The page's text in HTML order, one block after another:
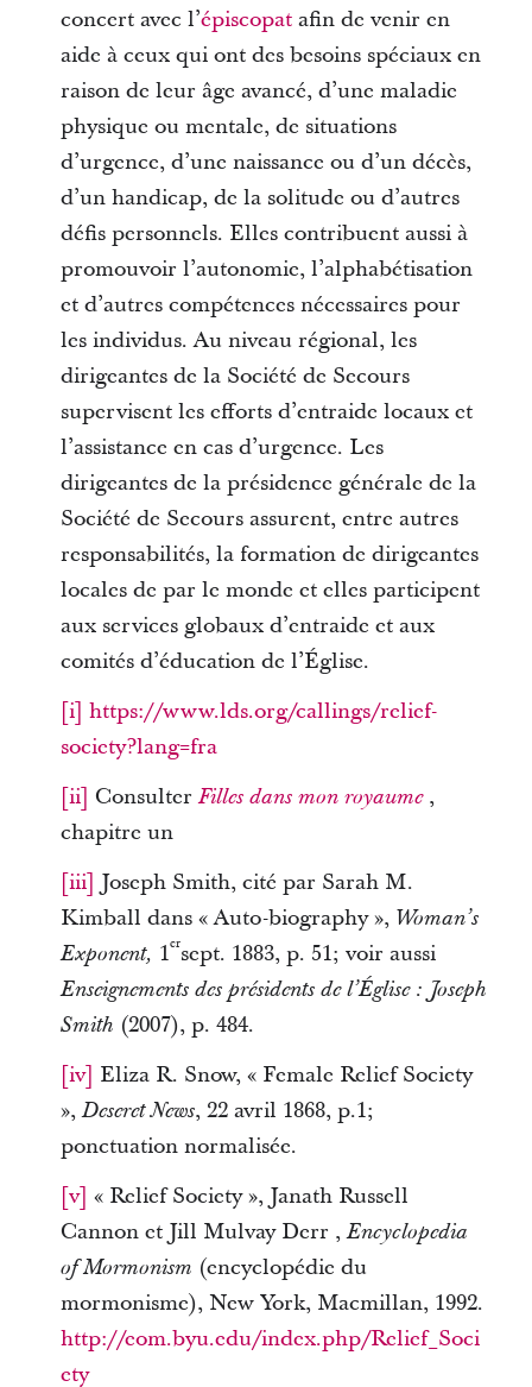
concert avec l’épiscopatafin de venir en
aide à ceux qui ont des besoins spéciaux en
raison de leur âge avancé, d’une maladie
physique ou mentale, de situations
d’urgence, d’une naissance ou d’un décès,
d’un handicap, de la solitude ou d’autres
défis personnels. Elles contribuent aussi à
promouvoir l’autonomie, l’alphabétisation
et d’autres compétences nécessaires pour
les individus. Au niveau régional, les
dirigeantes de la Société de Secours
supervisent les efforts d’entraide locaux et
l’assistance en cas d’urgence. Les
dirigeantes de la présidence générale de la
Société de Secours assurent, entre autres
responsabilités, la formation de dirigeantes
locales de par le monde et elles participent
aux services globaux d’entraide et aux
comités d’éducation de l’Église.
[i] https://www.lds.org/callings/relief-
society?lang=fra
[ii] ConsulterFilles dans mon royaume ,
chapitre un
[iii] Joseph Smith, cité par Sarah M.
Kimball dans « Auto-biography », Woman’s
Exponent, 1ersept. 1883, p. 51; voir aussi
Enseignements des présidents de l’Église : Joseph
Smith (2007), p. 484.
[iv] Eliza R. Snow, « Female Relief Society
»,Deseret News, 22 avril 1868, p.1;
ponctuation normalisée.
[v] « Relief Society », Janath Russell
Cannon et Jill Mulvay Derr ,Encyclopedia
of Mormonism (encyclopédie du
mormonisme), New York, Macmillan, 1992.
http://eom.byu.edu/index.php/Relief_Soci
ety